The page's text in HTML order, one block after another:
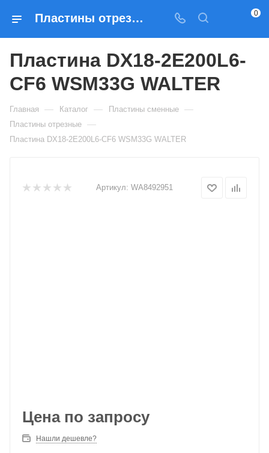
Пластины отрезные Пластина DX18-2E200L6-CF6 WSM33G WALTER — купить по выгодным ценам в Москве 0
Пластина DX18-2E200L6-
CF6 WSM33G WALTER
Главная — Каталог — Пластины сменные —
Пластины отрезные —
Пластина DX18-2E200L6-CF6 WSM33G WALTER
Артикул: WA8492951
Цена по запросу
Нашли дешевле?